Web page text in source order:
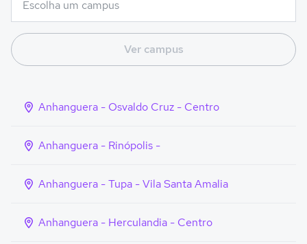
Ver campus
Anhanguera - Osvaldo Cruz - Centro
Anhanguera - Rinópolis -
Anhanguera - Tupa - Vila Santa Amalia
Anhanguera - Herculandia - Centro